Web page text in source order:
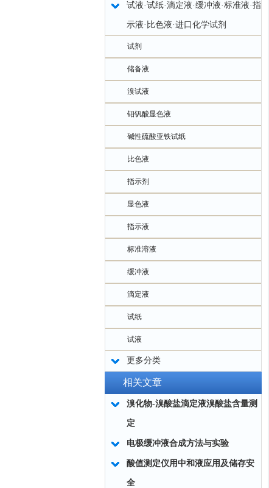
试液·试纸·滴定液·缓冲液·标准液·指
示液·比色液·进口化学试剂
试剂
储备液
溴试液
钼钒酸显色液
碱性硫酸亚铁试纸
比色液
指示剂
显色液
指示液
标准溶液
缓冲液
滴定液
试纸
试液
更多分类
相关文章
溴化物-溴酸盐滴定液溴酸盐含量测
定
电极缓冲液合成方法与实验
酸值测定仪用中和液应用及储存安
全